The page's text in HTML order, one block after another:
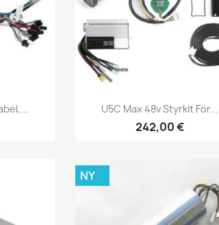
 Snabbvy
U5C Max 48v Styrkit För...
242,00 €
NY